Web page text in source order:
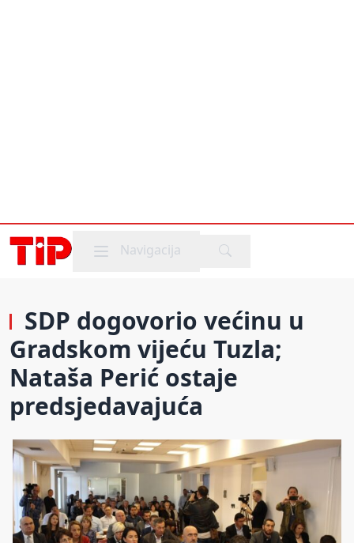
Mobile menu
Navigacija
SDP dogovorio većinu u
Gradskom vijeću Tuzla;
Nataša Perić ostaje
predsjedavajuća